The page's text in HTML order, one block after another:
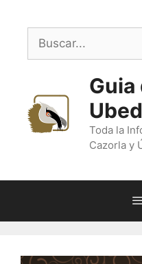
contenido
Buscar:
Guia
Toda la
Cazorla y